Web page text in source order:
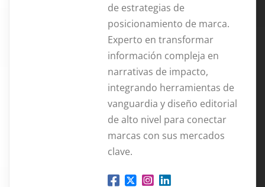
de estrategias de
posicionamiento de marca.
Experto en transformar
información compleja en
narrativas de impacto,
integrando herramientas de
vanguardia y diseño editorial
de alto nivel para conectar
marcas con sus mercados
clave.